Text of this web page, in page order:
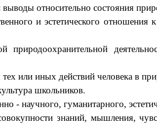
относительно состояния
и эстетического отношения
или иных действий человека в
школьников.
- научного, гуманитарного,
знаний, мышления,